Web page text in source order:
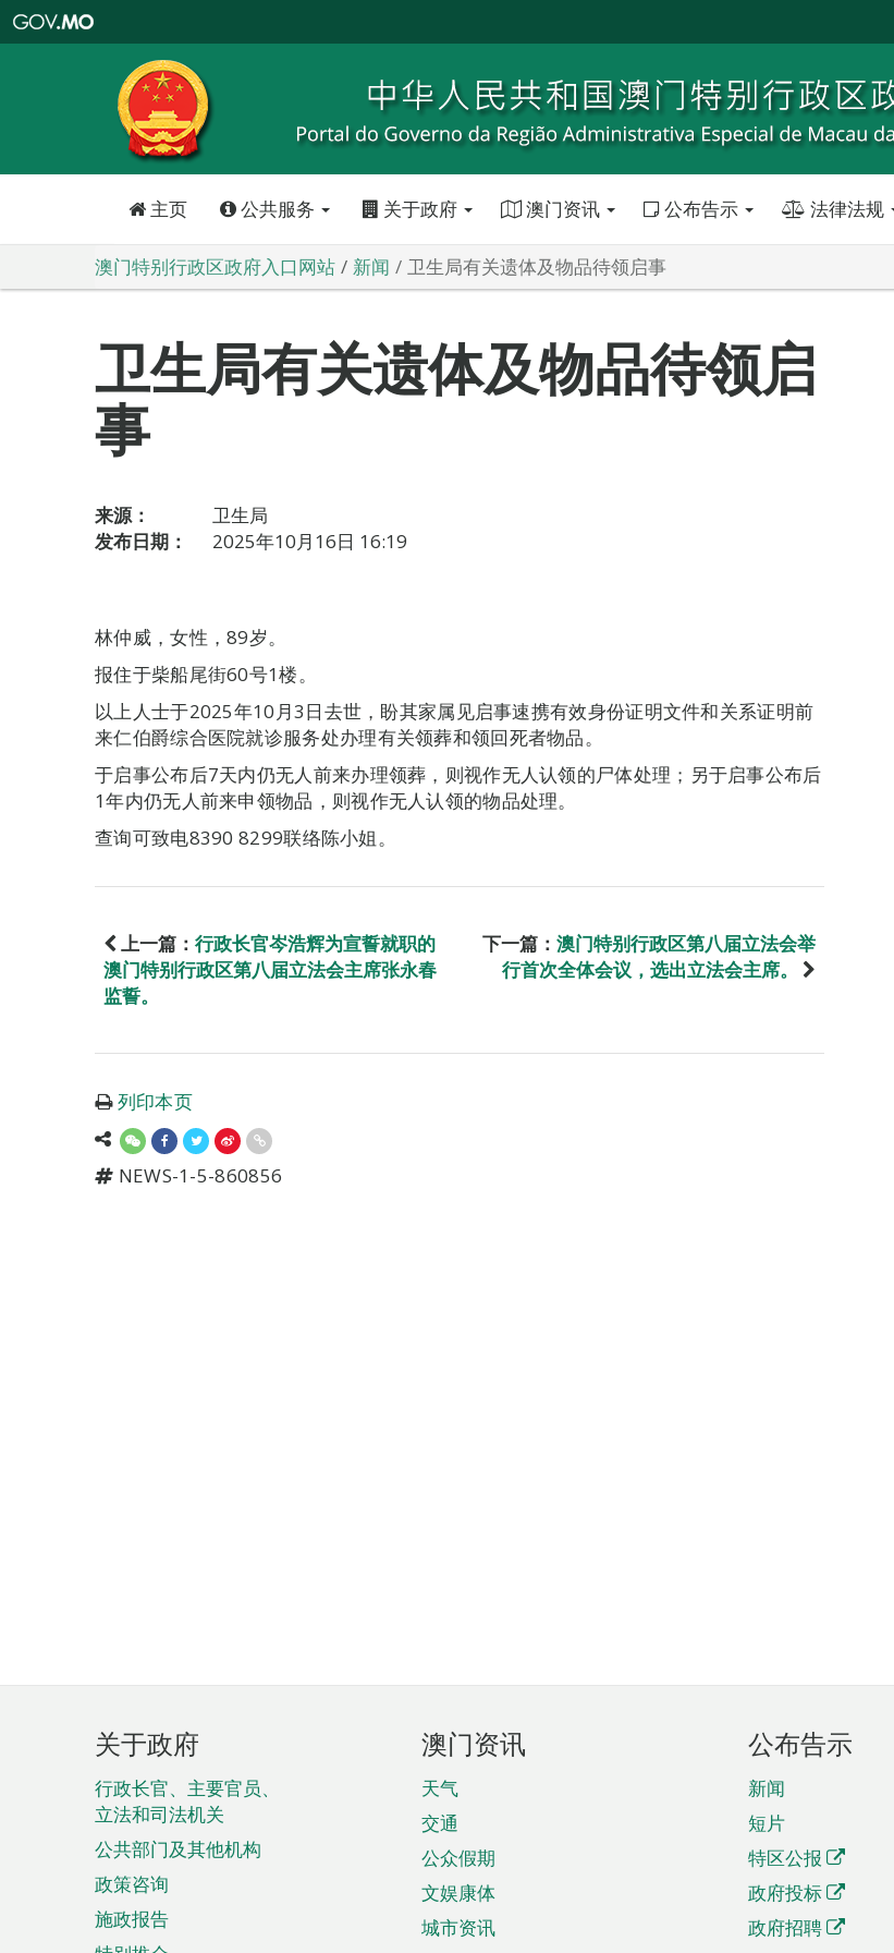
特
政
区
政
口
主页 公共服务 关于政府 澳门资讯 公布告示 法律法规
澳门特别行政区政府入口网站 新闻 卫生局有关遗体及物品待领启事
卫生局有关遗体及物品待领启
事
来源：
卫生局
发布日期：
2025年10月16日 16:19
林仲威，女性，89岁。
报住于柴船尾街60号1楼。
以上人士于2025年10月3日去世，盼其家属见启事速携有效身份证明文件和关系证明前
来仁伯爵综合医院就诊服务处办理有关领葬和领回死者物品。
于启事公布后7天内仍无人前来办理领葬，则视作无人认领的尸体处理；另于启事公布后
1年内仍无人前来申领物品，则视作无人认领的物品处理。
查询可致电8390 8299联络陈小姐。
上一篇： 行政长官岑浩辉为宣誓就职的
澳门特别行政区第八届立法会主席张永春
监誓。
下一篇： 澳门特别行政区第八届立法会举
行首次全体会议，选出立法会主席。
列印本页
NEWS-1-5-860856
页
脚
菜
单
关于政府
行政长官、主要官员、
立法和司法机关
公共部门及其他机构
政策咨询
施政报告
澳门资讯
天气
交通
公众假期
文娱康体
城市资讯
公布告示
新闻
短片
特区公报
政府投标
政府招聘